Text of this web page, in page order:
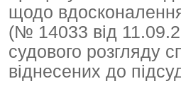
щодо
(№ 14033 від
судового розгляду
віднесених до